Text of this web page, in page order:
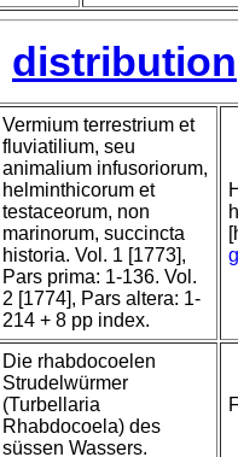
distribution
Vermium terrestrium et
fluviatilium, seu
animalium infusoriorum,
helminthicorum et
testaceorum, non
marinorum, succincta
historia. Vol. 1 [1773],
Pars prima: 1-136. Vol.
2 [1774], Pars altera: 1-
214 + 8 pp index.
Die rhabdocoelen
Strudelwürmer
(Turbellaria
Rhabdocoela) des
süssen Wassers.